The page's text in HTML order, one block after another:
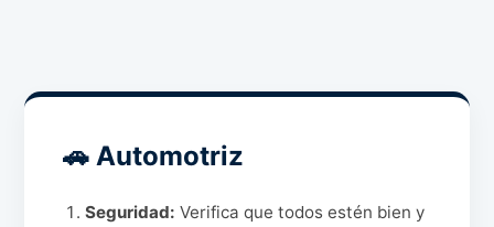
🚗 Automotriz
Seguridad: Verifica que todos estén bien y